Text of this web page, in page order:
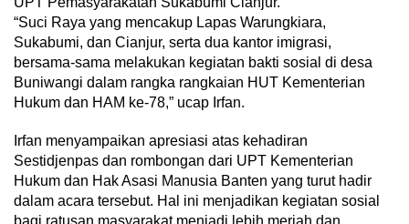
“Suci Raya yang mencakup Lapas Warungkiara,
Sukabumi, dan Cianjur, serta dua kantor imigrasi,
bersama-sama melakukan kegiatan bakti sosial di desa
Buniwangi dalam rangka rangkaian HUT Kementerian
Hukum dan HAM ke-78,” ucap Irfan.
Irfan menyampaikan apresiasi atas kehadiran
Sestidjenpas dan rombongan dari UPT Kementerian
Hukum dan Hak Asasi Manusia Banten yang turut hadir
dalam acara tersebut. Hal ini menjadikan kegiatan sosial